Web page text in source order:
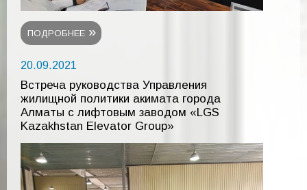
ПОДРОБНЕЕ
20.09.2021
Встреча руководства Управления
жилищной политики акимата города
Алматы с лифтовым заводом «LGS
Kazakhstan Elevator Group»